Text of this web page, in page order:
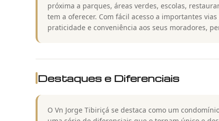
próxima a parques, áreas verdes, escolas,
tem a oferecer. Com fácil acesso a importantes
praticidade e conveniência aos seus moradores,
Destaques e Diferenciais
O Vn Jorge Tibiriçá se destaca como um